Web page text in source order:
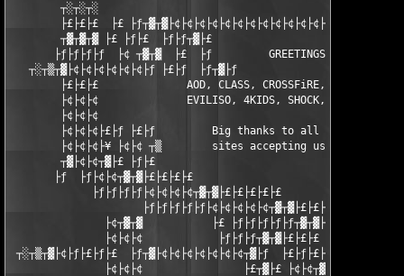
        ┬░┬░┬░
├£├£├£  ├£
        ┬▓┬▓┬▓ ├£ ├ƒ├£  ├ƒ├ƒ┬▓├£
       ├ƒ├ƒ├ƒ├ƒ  ├¢ ┬▓┬▓  ├£  ├ƒ         GREETINGS:
   ┬░┬▒┬▓├¢├¢├¢├¢├¢├¢├ƒ ├£├ƒ  ├ƒ┬▓├ƒ
        ├£├£├£              AOD, CLASS, CROSSFiRE, JiOO, SAC
├¢├¢├¢              EVILISO, 4KIDS, SHOCK, MAGE,
        ├¢├¢├¢
├¢├¢├¢├£├ƒ ├£├ƒ         Big thanks to all JGT sites,
        ├¢├¢├¢├¥ ├¢├¢ ┬▒        sites accepting us!
┬▓├¢├¢┬▓├£ ├ƒ├£
├ƒ  ├ƒ├¢├¢┬▓┬▓├£├£├£├£
├ƒ├ƒ├ƒ├ƒ├¢├¢├¢├¢┬▓┬▓├£├£├£├£├£
├ƒ├ƒ├ƒ├ƒ├ƒ├¢├¢├¢├¢├¢┬▓┬▓├£├£├£├£├£
├¢┬▓┬▓           ├£
├¢├¢├¢            ├ƒ├ƒ├ƒ┬▓┬▓├£├£├£
┬░┬▒┬▓├¢├ƒ├£├ƒ├£  ├ƒ┬▓├¢├¢├¢├¢├¢├¢├¢┬▓├ƒ  ├£├ƒ├£├ƒ├£├ƒ├£├ƒ
               ├¢├¢├¢                ├£┬▓├£ ├¢├¢┬▓┬▓  ┬▓┬▓ ├ƒ